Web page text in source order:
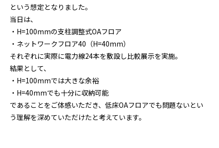
という想定となりました。
当日は、
・H=100mmの支柱調整式OAフロア
・ネットワークフロア40（H=40mm）
それぞれに実際に電力線24本を敷設し比較展示を実施。
結果として、
・H=100mmでは大きな余裕
・H=40mmでも十分に収納可能
であることをご体感いただき、低床OAフロアでも問題ないとい
う理解を深めていただけたと考えています。